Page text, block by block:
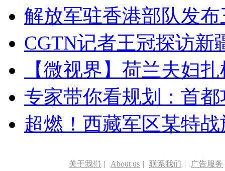
解放军驻香港部队发
CGTN记者王冠探访新
【微视界】荷兰夫妇
专家带你看规划：首
超燃！西藏军区某特
关于我们 | About us | 联系我们 | 广告服务